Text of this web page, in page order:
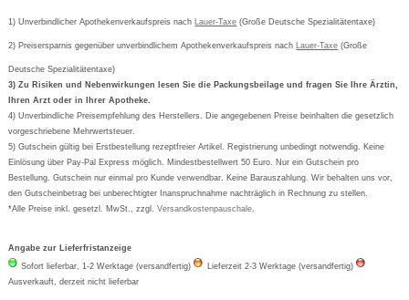
Cookie-Einstellungen
Vertrag widerrufen
Bestellschein ausfüllen
Newsletteranmeldung
Formoline
Wick
Eucerin
Basica
1) Unverbindlicher Apothekenverkaufspreis nach Lauer-Taxe (Große Deutsche Spezialitätentaxe)
2) Preisersparnis gegenüber unverbindlichem Apothekenverkaufspreis nach Lauer-Taxe (Große
Deutsche Spezialitätentaxe)
3) Zu Risiken und Nebenwirkungen lesen Sie die Packungsbeilage und fragen Sie Ihre Ärztin,
Ihren Arzt oder in Ihrer Apotheke.
4) Unverbindliche Preisempfehlung des Herstellers. Die angegebenen Preise beinhalten die gesetzlich
vorgeschriebene Mehrwertsteuer.
5) Gutschein gültig bei Erstbestellung rezeptfreier Artikel. Registrierung unbedingt notwendig. Keine
Einlösung über Pay-Pal Express möglich. Mindestbestellwert 50 Euro. Nur ein Gutschein pro
Bestellung. Gutschein nur einmal pro Kunde verwendbar. Keine Barauszahlung. Wir behalten uns vor,
den Gutscheinbetrag bei unberechtigter Inanspruchnahme nachträglich in Rechnung zu stellen.
*Alle Preise inkl. gesetzl. MwSt., zzgl.Versandkostenpauschale.
Angabe zur Lieferfristanzeige
Sofort lieferbar, 1-2 Werktage (versandfertig)
Lieferzeit 2-3 Werktage (versandfertig)
Ausverkauft, derzeit nicht lieferbar